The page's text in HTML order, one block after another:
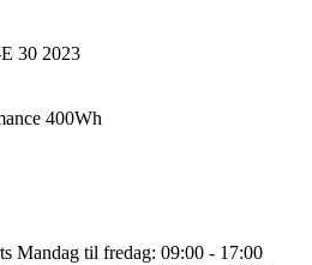
30 2023
400Wh
Mandag til fredag: 09:00 - 17:00